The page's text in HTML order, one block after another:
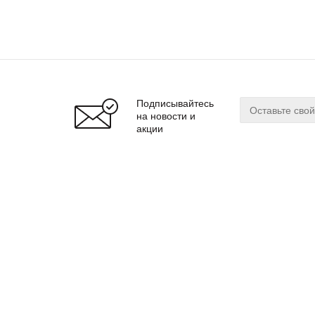
Подписывайтесь
на новости и
акции